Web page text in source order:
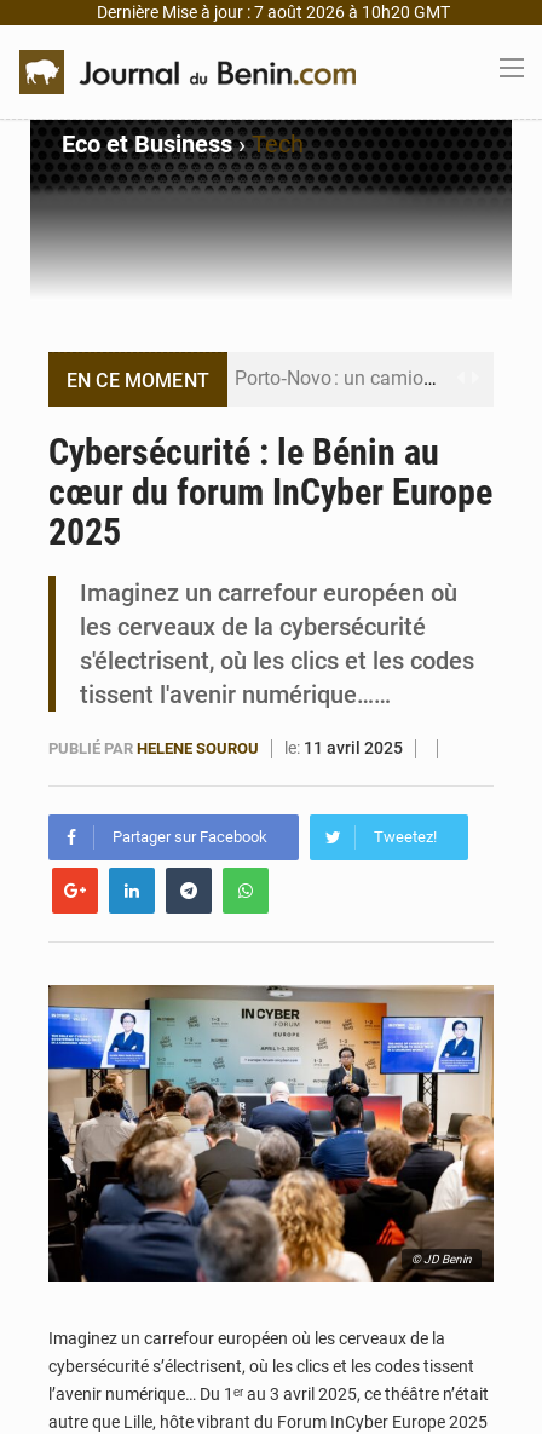
Dernière Mise à jour : 7 août 2026 à 10h20 GMT
Eco et Business›Tech
EN CE MOMENT Porto‑Novo : un camion de produits pétroliers embrase Avakpa
Bénin : Djogbénou inspecte le chantier du siège de l’Assemblée
Bénin : Le CEG La Verdure de Ouèdo fait sa mue pour la rentrée
Cybersécurité : le Bénin au
cœur du forum InCyber Europe
2025
Imaginez un carrefour européen où
les cerveaux de la cybersécurité
s'électrisent, où les clics et les codes
tissent l'avenir numérique……
PUBLIÉ PAR HELENE SOUROU le: 11 avril 2025
Partager sur Facebook Tweetez!
© JD Benin
Imaginez un carrefour européen où les cerveaux de la
cybersécurité s’électrisent, où les clics et les codes tissent
l’avenir numérique… Du 1ᵉʳ au 3 avril 2025, ce théâtre n’était
autre que Lille, hôte vibrant du Forum InCyber Europe 2025